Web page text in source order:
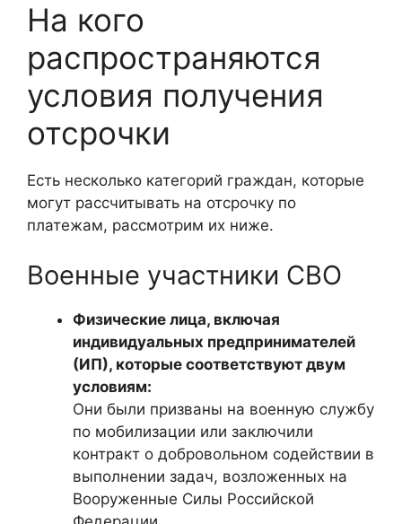
На кого
распространяются
условия получения
отсрочки
Есть несколько категорий граждан, которые
могут рассчитывать на отсрочку по
платежам, рассмотрим их ниже.
Военные участники СВО
Физические лица, включая
индивидуальных предпринимателей
(ИП), которые соответствуют двум
условиям:
Они были призваны на военную службу
по мобилизации или заключили
контракт о добровольном содействии в
выполнении задач, возложенных на
Вооруженные Силы Российской